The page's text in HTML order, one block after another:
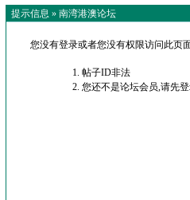
提示信息 » 南湾港澳论坛
您没有登录或者您没有权限访问此页
帖子ID非法
您还不是论坛会员,请先